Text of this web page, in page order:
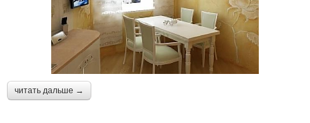
читать дальше →